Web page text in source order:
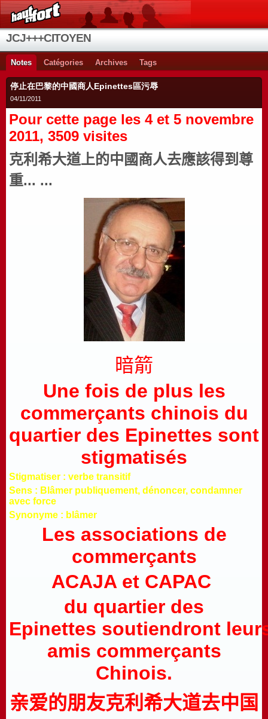
JCJ+++CITOYEN
Notes Catégories Archives Tags
停止在巴黎的中國商人Epinettes區污辱
04/11/2011
Pour cette page les 4 et 5 novembre
2011, 3509 visites
克利希大道上的中國商人去應該得到尊
重... ...
暗箭
Une fois de plus les
commerçants chinois du
quartier des Epinettes sont
stigmatisés
Stigmatiser : verbe transitif
Sens : Blâmer publiquement, dénoncer, condamner
avec force
Synonyme : blâmer
Les associations de
commerçants
ACAJA et CAPAC
du quartier des
Epinettes soutiendront
amis commerçants
Chinois.
亲爱的朋友克利希大道去中国